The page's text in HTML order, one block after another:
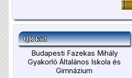
QR kód
Budapesti Fazekas Mihály
Gyakorló Általános Iskola és
Gimnázium